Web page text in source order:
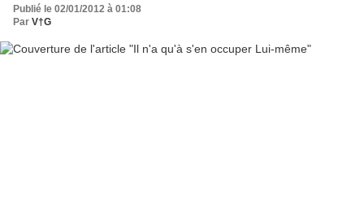
Publié le 02/01/2012 à 01:08
Par V†G